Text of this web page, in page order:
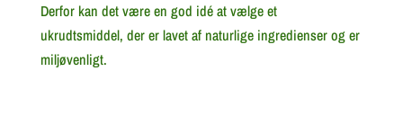
Derfor kan det være en god idé at vælge et
ukrudtsmiddel, der er lavet af naturlige ingredienser og er
miljøvenligt.